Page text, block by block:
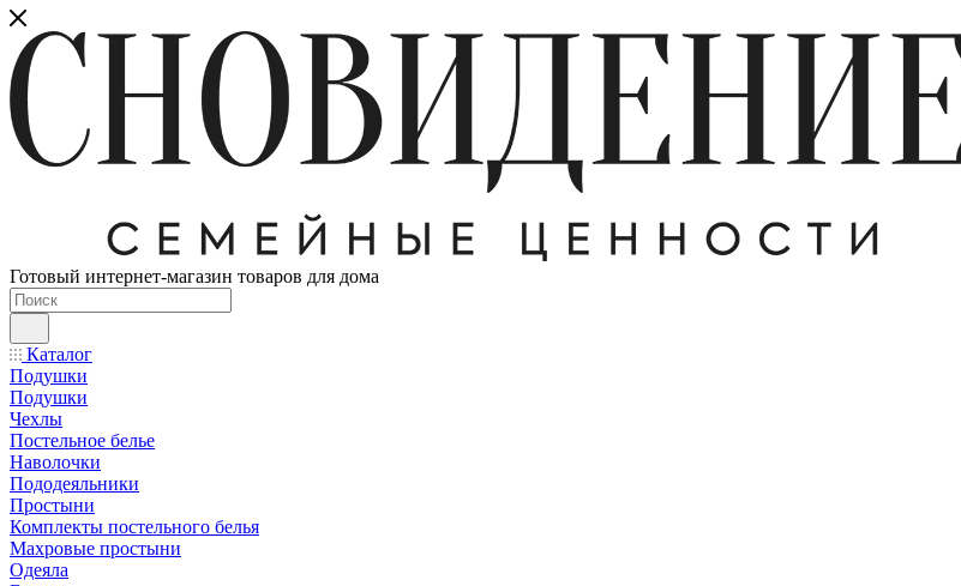
Готовый интернет-магазин товаров для дома
Каталог
Подушки
Подушки
Чехлы
Постельное белье
Наволочки
Пододеяльники
Простыни
Комплекты постельного белья
Махровые простыни
Одеяла